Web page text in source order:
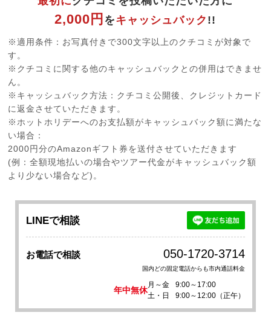
2,000円 をキャッシュバック !!
※適用条件：お写真付きで300文字以上のクチコミが対象で
す。
※クチコミに関する他のキャッシュバックとの併用はできませ
ん。
※キャッシュバック方法：クチコミ公開後、クレジットカード
に返金させていただきます。
※ホットホリデーへのお支払額がキャッシュバック額に満たな
い場合：
2000円分のAmazonギフト券を送付させていただきます
(例：全額現地払いの場合やツアー代金がキャッシュバック額
より少ない場合など)。
LINEで相談
お電話で相談 050-1720-3714
国内どの固定電話からも市内通話料金
年中無休
月～金
9:00～17:00
土・日
9:00～12:00（正午）